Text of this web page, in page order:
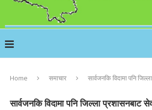
Home समाचार सार्वजनकि विदामा पनि
सार्वजनकि विदामा पनि जिल्ला प्रशासनबाट